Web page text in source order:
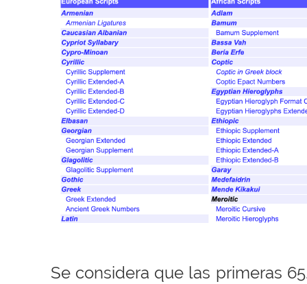
Se considera que las primeras